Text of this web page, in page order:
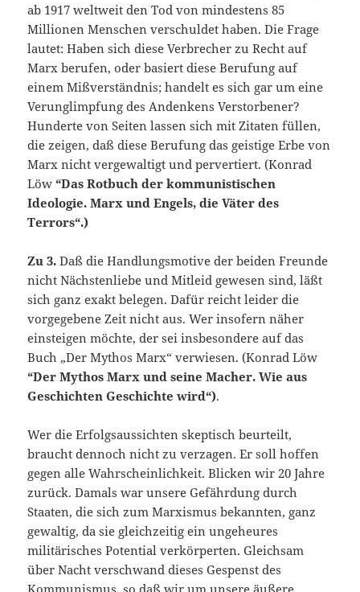
ab 1917 weltweit den Tod von mindestens 85
Millionen Menschen verschuldet haben. Die Frage
lautet: Haben sich diese Verbrecher zu Recht auf
Marx berufen, oder basiert diese Berufung auf
einem Mißverständnis; handelt es sich gar um eine
Verunglimpfung des Andenkens Verstorbener?
Hunderte von Seiten lassen sich mit Zitaten füllen,
die zeigen, daß diese Berufung das geistige Erbe von
Marx nicht vergewaltigt und pervertiert. (Konrad
Löw“Das Rotbuch der kommunistischen
Ideologie. Marx und Engels, die Väter des
Terrors“.)
Zu 3. Daß die Handlungsmotive der beiden Freunde
nicht Nächstenliebe und Mitleid gewesen sind, läßt
sich ganz exakt belegen. Dafür reicht leider die
vorgegebene Zeit nicht aus. Wer insofern näher
einsteigen möchte, der sei insbesondere auf das
Buch „Der Mythos Marx“ verwiesen. (Konrad Löw
“Der Mythos Marx und seine Macher. Wie aus
Geschichten Geschichte wird“).
Wer die Erfolgsaussichten skeptisch beurteilt,
braucht dennoch nicht zu verzagen. Er soll hoffen
gegen alle Wahrscheinlichkeit. Blicken wir 20 Jahre
zurück. Damals war unsere Gefährdung durch
Staaten, die sich zum Marxismus bekannten, ganz
gewaltig, da sie gleichzeitig ein ungeheures
militärisches Potential verkörperten. Gleichsam
über Nacht verschwand dieses Gespenst des